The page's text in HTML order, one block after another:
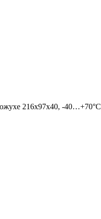
216х97х40, -40…+70°С